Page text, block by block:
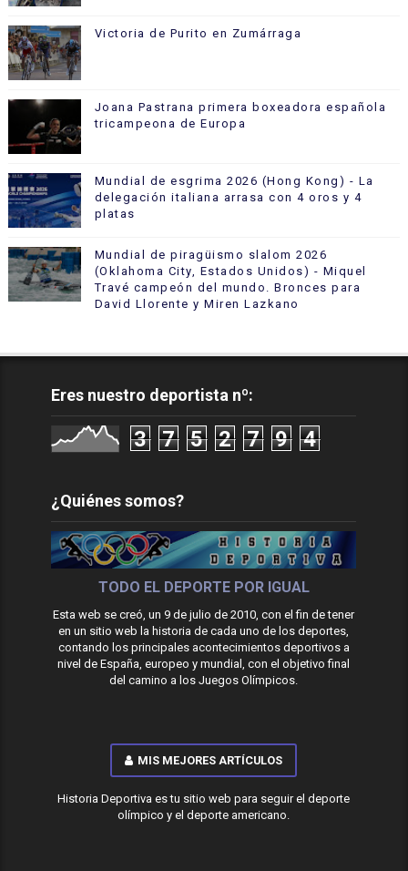
Victoria de Purito en Zumárraga
Joana Pastrana primera boxeadora española
tricampeona de Europa
Mundial de esgrima 2026 (Hong Kong) - La
delegación italiana arrasa con 4 oros y 4
platas
Mundial de piragüismo slalom 2026
(Oklahoma City, Estados Unidos) - Miquel
Travé campeón del mundo. Bronces para
David Llorente y Miren Lazkano
Eres nuestro deportista nº:
3 7 5 2 7 9 4
¿Quiénes somos?
TODO EL DEPORTE POR IGUAL
Esta web se creó, un 9 de julio de 2010, con el fin de tener
en un sitio web la historia de cada uno de los deportes,
contando los principales acontecimientos deportivos a
nivel de España, europeo y mundial, con el objetivo final
del camino a los Juegos Olímpicos.
MIS MEJORES ARTÍCULOS
Historia Deportiva es tu sitio web para seguir el deporte
olímpico y el deporte americano.